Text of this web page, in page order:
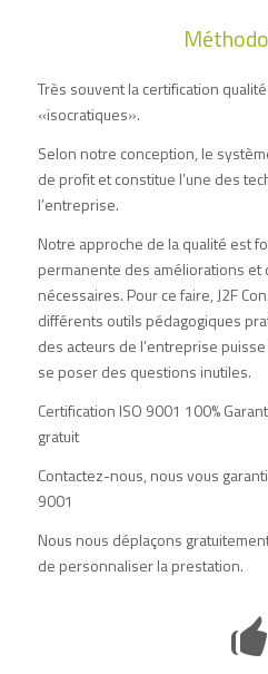
Très souvent la certification
«isocratiques».
Selon notre conception, le
de profit et constitue l’une des
l’entreprise.
Notre approche de la qualité est
permanente des améliorations et
nécessaires. Pour ce faire, J2F
différents outils pédagogiques
des acteurs de l’entreprise
se poser des questions inutiles.
Certification ISO 9001 100%
gratuit
Contactez-nous, nous vous
9001
Nous nous déplaçons
de personnaliser la prestation.